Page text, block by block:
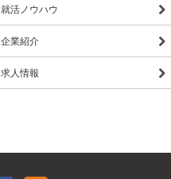
就活ノウハウ
企業紹介
求人情報